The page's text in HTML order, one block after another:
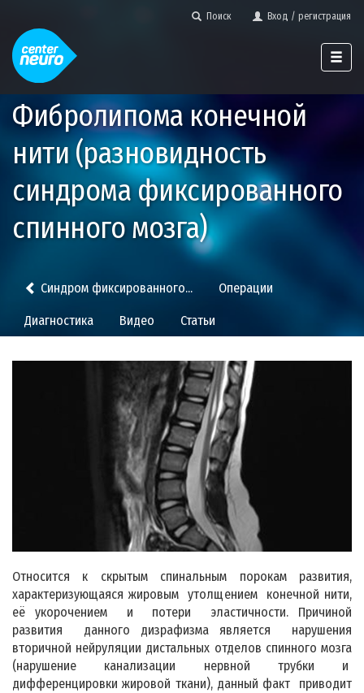
Поиск Вход / регистрация
Фибролипома конечной
нити (разновидность
синдрома фиксированного
спинного мозга)
Синдром фиксированного... Операции
Диагностика Видео Статьи
Относится к скрытым спинальным порокам развития,
характеризующаяся жировым утолщением конечной нити,
её укорочением и потери эластичности. Причиной
развития данного дизрафизма является нарушения
вторичной нейруляции дистальных отделов спинного мозга
(нарушение канализации нервной трубки и
дифференцировки жировой ткани), данный факт приводит